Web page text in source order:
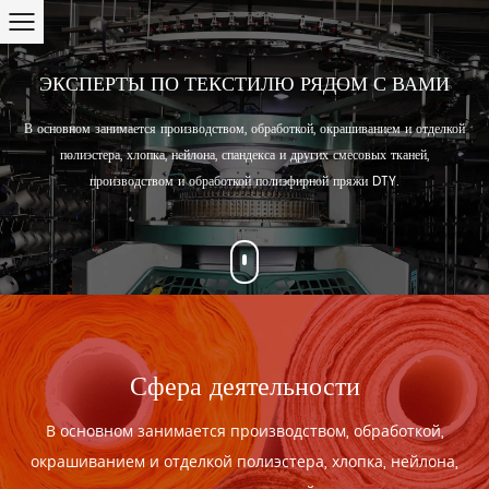
ЭКСПЕРТЫ ПО ТЕКСТИЛЮ РЯДОМ С ВАМИ
В основном занимается производством, обработкой, окрашиванием и отделкой
полиэстера, хлопка, нейлона, спандекса и других смесовых тканей,
производством и обработкой полиэфирной пряжи DTY.
обработкой,
хлопка, нейлона,
ГЛАВНОЕ
221 большая кругловязальная
машины из полиэстера 1000 и